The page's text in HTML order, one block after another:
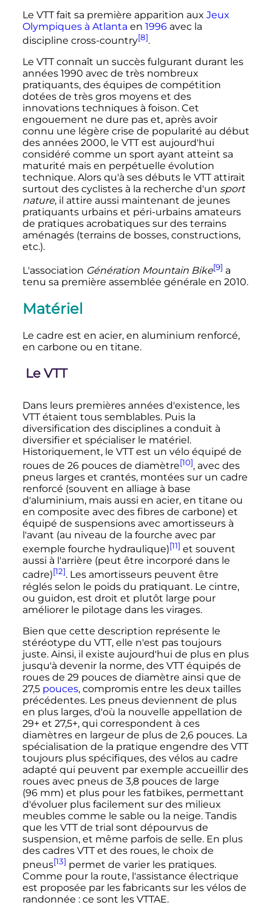
Le VTT fait sa première apparition aux Jeux
Olympiques à Atlanta en 1996avec la
discipline cross-country[8].
Le VTT connaît un succès fulgurant durant les
années 1990 avec de très nombreux
pratiquants, des équipes de compétition
dotées de très gros moyens et des
innovations techniques à foison. Cet
engouement ne dure pas et, après avoir
connu une légère crise de popularité au début
des années 2000, le VTT est aujourd'hui
considéré comme un sport ayant atteint sa
maturité mais en perpétuelle évolution
technique. Alors qu'à ses débuts le VTT attirait
surtout des cyclistes à la recherche d'un sport
nature, il attire aussi maintenant de jeunes
pratiquants urbains et péri-urbains amateurs
de pratiques acrobatiques sur des terrains
aménagés (terrains de bosses, constructions,
etc.).
L'association Génération Mountain Bike[9] a
tenu sa première assemblée générale en 2010.
Matériel
Le cadre est en acier, en aluminium renforcé,
en carbone ou en titane.
Le VTT
Dans leurs premières années d'existence, les
VTT étaient tous semblables. Puis la
diversification des disciplines a conduit à
diversifier et spécialiser le matériel.
Historiquement, le VTT est un vélo équipé de
roues de 26 poucesde diamètre[10], avec des
pneus larges et crantés, montées sur un cadre
renforcé (souvent en alliage à base
d'aluminium, mais aussi en acier, en titane ou
en composite avec des fibres de carbone) et
équipé de suspensions avec amortisseurs à
l'avant (au niveau de la fourche avec par
exemple fourche hydraulique)[11] et souvent
aussi à l'arrière (peut être incorporé dans le
cadre)[12]. Les amortisseurs peuvent être
réglés selon le poids du pratiquant. Le cintre,
ou guidon, est droit et plutôt large pour
améliorer le pilotage dans les virages.
Bien que cette description représente le
stéréotype du VTT, elle n'est pas toujours
juste. Ainsi, il existe aujourd'hui de plus en plus
jusqu'à devenir la norme, des VTT équipés de
roues de 29 poucesde diamètre ainsi que de
27,5 pouces, compromis entre les deux tailles
précédentes. Les pneus deviennent de plus
en plus larges, d'où la nouvelle appellation de
29+ et 27,5+, qui correspondent à ces
diamètres en largeur de plus de 2,6 pouces. La
spécialisation de la pratique engendre des VTT
toujours plus spécifiques, des vélos au cadre
adapté qui peuvent par exemple accueillir des
roues avec pneus de 3,8 poucesde large
(96 mm) et plus pour les fatbikes, permettant
d'évoluer plus facilement sur des milieux
meubles comme le sable ou la neige. Tandis
que les VTT de trial sont dépourvus de
suspension, et même parfois de selle. En plus
des cadres VTT et des roues, le choix de
pneus[13] permet de varier les pratiques.
Comme pour la route, l'assistance électrique
est proposée par les fabricants sur les vélos de
randonnée : ce sont les VTTAE.